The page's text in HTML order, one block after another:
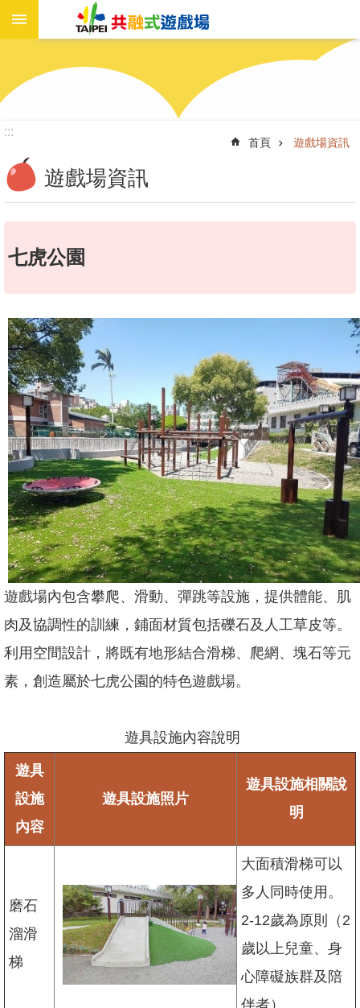
尋
遊
戲
場
資
訊
新
聞
工
作
坊/
說
明
會
何
謂
「共
融」
規
劃
中
的
遊
戲
場
首
站
導
北
市
臺
北
:::
首頁 遊戲場資訊
遊戲場資訊
七虎公園
遊戲場內包含攀爬、滑動、彈跳等設施，提供體能、肌
肉及協調性的訓練，鋪面材質包括礫石及人工草皮等。
利用空間設計，將既有地形結合滑梯、爬網、塊石等元
素，創造屬於七虎公園的特色遊戲場。
遊具設施內容說明
遊具
設施
內容
遊具設施照片
遊具設施相關說
明
磨石
溜滑
梯
大面積滑梯可以
多人同時使用。
2-12歲為原則（2
歲以上兒童、身
心障礙族群及陪
伴者）